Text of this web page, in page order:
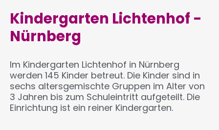
Kindergarten Lichtenhof -
Nürnberg
Im Kindergarten Lichtenhof in Nürnberg
werden 145 Kinder betreut. Die Kinder sind in
sechs altersgemischte Gruppen im Alter von
3 Jahren bis zum Schuleintritt aufgeteilt. Die
Einrichtung ist ein reiner Kindergarten.